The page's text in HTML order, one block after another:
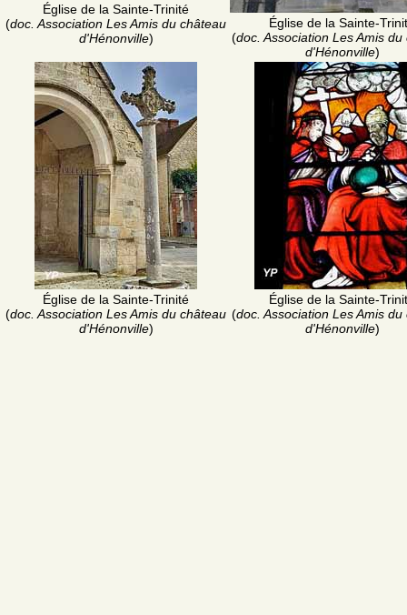
Église de la Sainte-Trinité
(doc. Association Les Amis du château
d'Hénonville)
Église de la Sainte-
(doc. Association Les Amis du
d'Hénonville)
Église de la Sainte-Trinité
(doc. Association Les Amis du château
d'Hénonville)
Église de la Sainte-
(doc. Association Les Amis du
d'Hénonville)